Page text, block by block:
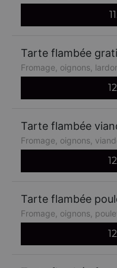
Tarte flambée
Fromage, oignons,
Tarte flambée
Fromage, oignons,
Tarte flambée
Fromage, oignons,